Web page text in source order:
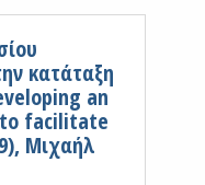
κατάταξη
an
to facilitate
Μιχαήλ